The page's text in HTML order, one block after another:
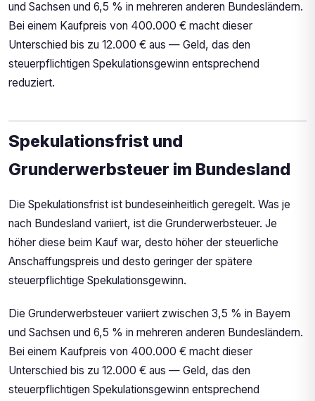
und Sachsen und 6,5 % in mehreren anderen Bundesländern.
Bei einem Kaufpreis von 400.000 € macht dieser
Unterschied bis zu 12.000 € aus — Geld, das den
steuerpflichtigen Spekulationsgewinn entsprechend
reduziert.
Spekulationsfrist und
Grunderwerbsteuer im Bundesland
Die Spekulationsfrist ist bundeseinheitlich geregelt. Was je
nach Bundesland variiert, ist die Grunderwerbsteuer. Je
höher diese beim Kauf war, desto höher der steuerliche
Anschaffungspreis und desto geringer der spätere
steuerpflichtige Spekulationsgewinn.
Die Grunderwerbsteuer variiert zwischen 3,5 % in Bayern
und Sachsen und 6,5 % in mehreren anderen Bundesländern.
Bei einem Kaufpreis von 400.000 € macht dieser
Unterschied bis zu 12.000 € aus — Geld, das den
steuerpflichtigen Spekulationsgewinn entsprechend